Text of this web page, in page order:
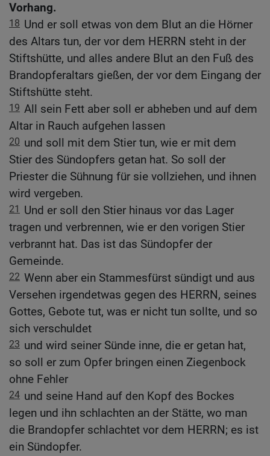
Vorhang.
18 Und er soll etwas von dem Blut an die Hörner
des Altars tun, der vor dem HERRN steht in der
Stiftshütte, und alles andere Blut an den Fuß des
Brandopferaltars gießen, der vor dem Eingang der
Stiftshütte steht.
19 All sein Fett aber soll er abheben und auf dem
Altar in Rauch aufgehen lassen
20 und soll mit dem Stier tun, wie er mit dem
Stier des Sündopfers getan hat. So soll der
Priester die Sühnung für sie vollziehen, und ihnen
wird vergeben.
21
Und er soll den Stier hinaus vor das Lager
tragen und verbrennen, wie er den vorigen Stier
verbrannt hat. Das ist das Sündopfer der
Gemeinde.
22 Wenn aber ein Stammesfürst sündigt und aus
Versehen irgendetwas gegen des HERRN, seines
Gottes, Gebote tut, was er nicht tun sollte, und so
sich verschuldet
23 und wird seiner Sünde inne, die er getan hat,
so soll er zum Opfer bringen einen Ziegenbock
ohne Fehler
24 und seine Hand auf den Kopf des Bockes
legen und ihn schlachten an der Stätte, wo man
die Brandopfer schlachtet vor dem HERRN; es ist
ein Sündopfer.